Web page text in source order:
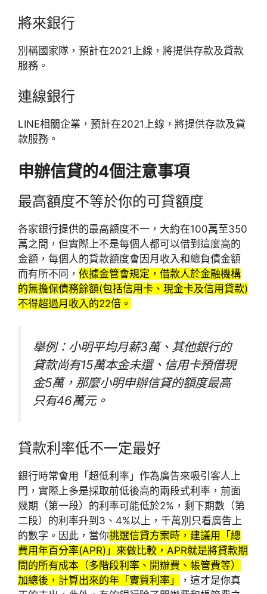
將來銀行
別稱國家隊，預計在2021上線，將提供存款及貸款
服務。
連線銀行
LINE相關企業，預計在2021上線，將提供存款及貸
款服務。
申辦信貸的4個注意事項
最高額度不等於你的可貸額度
各家銀行提供的最高額度不一，大約在100萬至350
萬之間，但實際上不是每個人都可以借到這麼高的
金額，每個人的貸款額度會因月收入和總負債金額
而有所不同， 依據金管會規定，借款人於金融機構
的無擔保債務餘額(包括信用卡、現金卡及信用貸款)
不得超過月收入的22倍。
舉例：小明平均月薪3萬、其他銀行的
貸款尚有15萬本金未還、信用卡預借現
金5萬，那麼小明申辦信貸的額度最高
只有46萬元。
貸款利率低不一定最好
銀行時常會用「超低利率」作為廣告來吸引客人上
門，實際上多是採取前低後高的兩段式利率，前面
幾期（第一段）的利率可能低於2%，剩下期數（第
二段）的利率升到3、4%以上，千萬別只看廣告上
的數字。因此，當你挑選信貸方案時，建議用「總
費用年百分率(APR)」來做比較，APR就是將貸款期
間的所有成本（多階段利率、開辦費、帳管費等）
加總後，計算出來的年「實質利率」
，這才是你真